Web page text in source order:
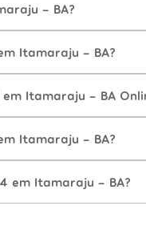
- BA?
Itamaraju - BA?
Itamaraju - BA
Itamaraju - BA?
em Itamaraju - BA?